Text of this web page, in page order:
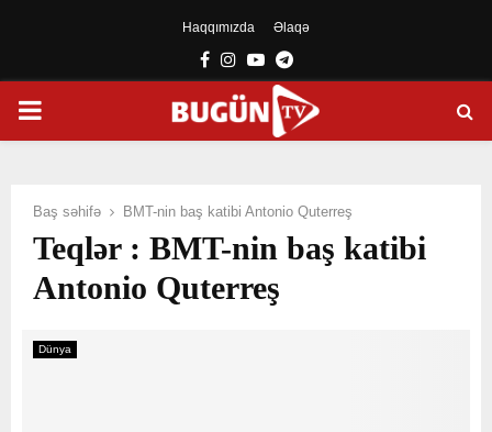
Haqqımızda Əlaqə
Facebook
Instagram
YoutubeTelegram
PRIMARY
Baş səhifə BMT-nin baş katibi Antonio Quterreş
Teqlər : BMT-nin baş katibi
Antonio Quterreş
Dünya